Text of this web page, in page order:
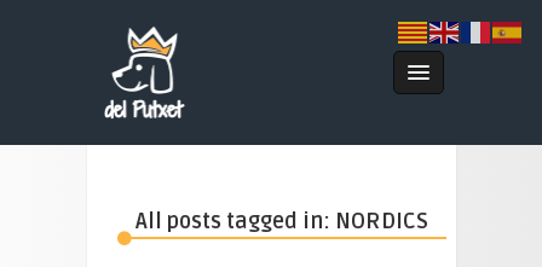
All posts tagged in: NORDICS